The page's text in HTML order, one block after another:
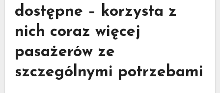
dostępne – korzysta z
nich coraz więcej
pasażerów ze
szczególnymi potrzebami